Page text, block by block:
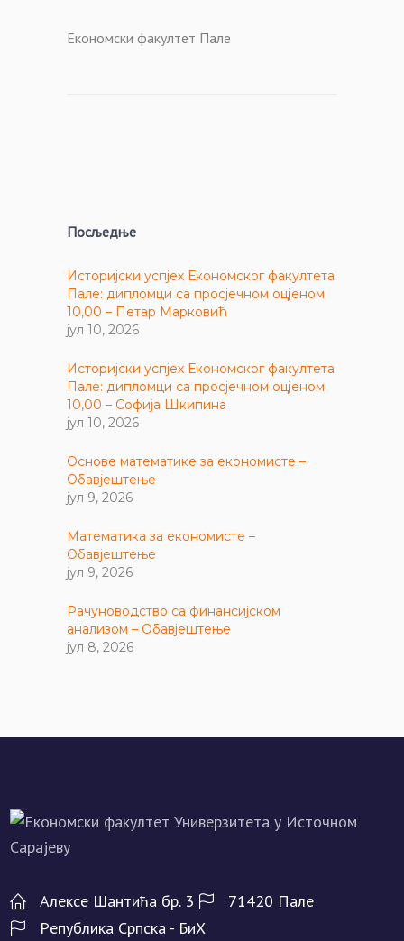
Економски факултет Пале
Посљедње
Историјски успјех Економског факултета
Пале: дипломци са просјечном оцјеном
10,00 – Петар Марковић
јул 10, 2026
Историјски успјех Економског факултета
Пале: дипломци са просјечном оцјеном
10,00 – Софија Шкипина
јул 10, 2026
Основе математике за економисте –
Обавјештење
јул 9, 2026
Математика за економисте –
Обавјештење
јул 9, 2026
Рачуноводство са финансијском
анализом – Обавјештење
јул 8, 2026
Алeксe Шантића бр. 3
71420 Палe
Рeпублика Српска - БиХ